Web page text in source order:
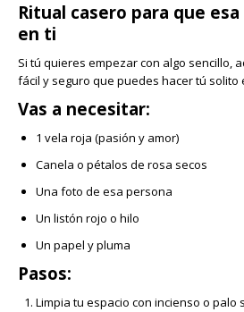
Ritual casero para que
en ti
Si tú quieres empezar con algo sencillo,
fácil y seguro que puedes hacer tú solito
Vas a necesitar:
1 vela roja (pasión y amor)
Canela o pétalos de rosa secos
Una foto de esa persona
Un listón rojo o hilo
Un papel y pluma
Pasos:
Limpia tu espacio con incienso o palo